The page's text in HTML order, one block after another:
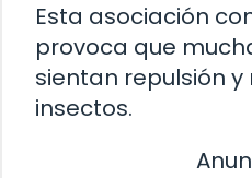
Esta asociación
provoca que
sientan repulsión
insectos.